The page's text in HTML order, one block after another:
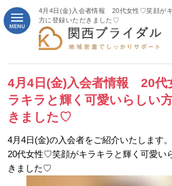
4月4日(金)入会者情報 20代女性♡笑顔が
方に登録いただきました♡
4月4日(金)入会者情報 20代
ラキラと輝く可愛いらしい
きました♡
4月4日(金)の入会者をご紹介いたします。
20代女性♡笑顔がキラキラと輝く可愛い
きました♡